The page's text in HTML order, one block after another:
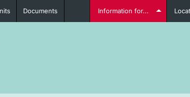
Documents Information for...